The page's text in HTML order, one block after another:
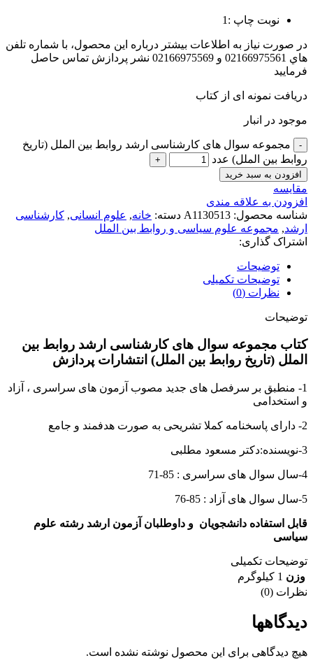
نوبت چاپ :1
در صورت نياز به اطلاعات بيشتر درباره اين محصول، با شماره تلفن
هاي 02166975561 و 02166975569 نشر پردازش تماس حاصل
فرماييد
دریافت نمونه ای از کتاب
موجود در انبار
مجموعه سوال های کارشناسی ارشد روابط بین الملل (تاریخ
روابط بین الملل) عدد
افزودن به سبد خرید
مقايسه
افزودن به علاقه مندی
شناسه محصول: A1130513 دسته: خانه, علوم انسانی, کارشناسی
ارشد, مجموعه علوم سیاسی و روابط بین الملل
اشتراک گذاری:
توضیحات
توضیحات تکمیلی
نظرات (0)
توضیحات
کتاب مجموعه سوال های کارشناسی ارشد روابط بین
الملل (تاریخ روابط بین الملل) انتشارات پردازش
1- منطبق بر سرفصل های جدید مصوب آزمون های سراسری ، آزاد
و استخدامی
2- دارای پاسخنامه کملا تشریحی به صورت هدفمند و جامع
3-نویسنده:دکتر مسعود مطلبی
4-سال سوال های سراسری : 85-71
5-سال سوال های آزاد : 85-76
قابل استفاده دانشجویان و داوطلبان آزمون ارشد رشته علوم
سیاسی
توضیحات تکمیلی
وزن 1 کیلوگرم
نظرات (0)
دیدگاهها
هیچ دیدگاهی برای این محصول نوشته نشده است.